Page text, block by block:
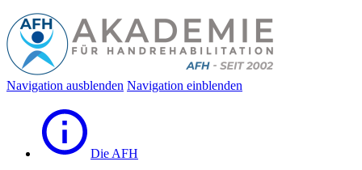
Navigation ausblenden Navigation einblenden
Die AFH